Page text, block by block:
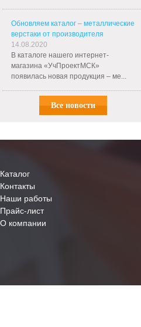
Обновляем каталог – металлические
верстаки от производителя
14.08.2020
В каталоге нашего интернет-
магазина «УчПроектМСК»
появилась новая продукция – ме...
Все новости
Каталог
Контакты
Наши работы
Прайс-лист
О компании